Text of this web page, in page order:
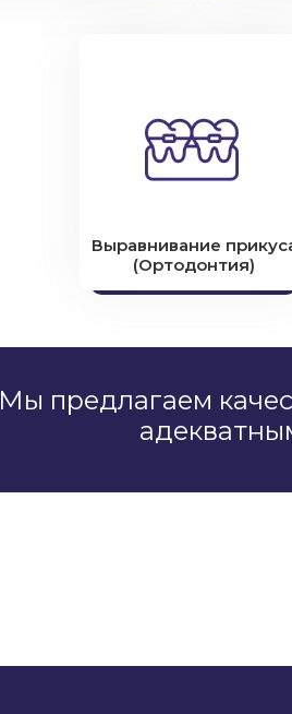
Мы предлагаем
Выравнивание
(Ортодонтия)